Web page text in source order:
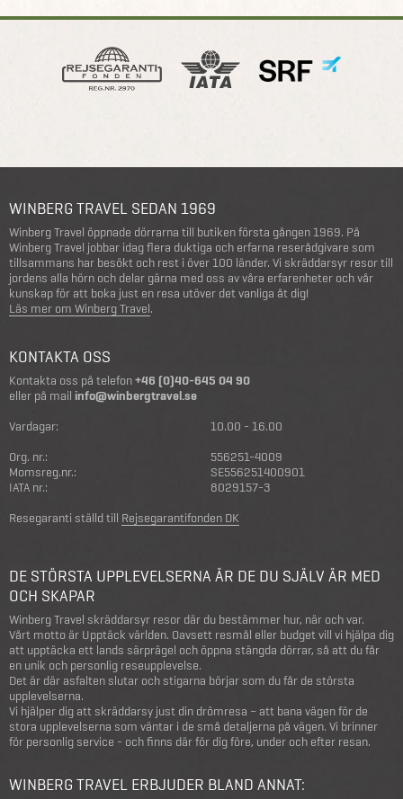
WINBERG TRAVEL SEDAN 1969
Winberg Travel öppnade dörrarna till butiken första gången 1969. På
Winberg Travel jobbar idag flera duktiga och erfarna reserådgivare som
tillsammans har besökt och rest i över 100 länder. Vi skräddarsyr resor till
jordens alla hörn och delar gärna med oss av våra erfarenheter och vår
kunskap för att boka just en resa utöver det vanliga åt dig!
Läs mer om Winberg Travel.
KONTAKTA OSS
Kontakta oss på telefon+46 (0)40-645 04 90
eller på mail info@winbergtravel.se
Vardagar:
10.00 - 16.00
Org. nr.:
556251-4009
Momsreg.nr.:
SE556251400901
IATA nr.:
8029157-3
Resegaranti ställd till Rejsegarantifonden DK
DE STÖRSTA UPPLEVELSERNA ÄR DE DU SJÄLV ÄR MED
OCH SKAPAR
Winberg Travel skräddarsyr resor där du bestämmer hur, när och var.
Vårt motto är Upptäck världen. Oavsett resmål eller budget vill vi hjälpa dig
att upptäcka ett lands särprägel och öppna stängda dörrar, så att du får
en unik och personlig reseupplevelse.
Det är där asfalten slutar och stigarna börjar som du får de största
upplevelserna.
Vi hjälper dig att skräddarsy just din drömresa – att bana vägen för de
stora upplevelserna som väntar i de små detaljerna på vägen. Vi brinner
för personlig service - och finns där för dig före, under och efter resan.
WINBERG TRAVEL ERBJUDER BLAND ANNAT: